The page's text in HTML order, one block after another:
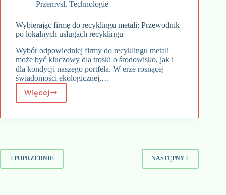
Przemysł, Technologie
Wybierając firmę do recyklingu metali: Przewodnik
po lokalnych usługach recyklingu
Wybór odpowiedniej firmy do recyklingu metali
może być kluczowy dla troski o środowisko, jak i
dla kondycji naszego portfela. W erze rosnącej
świadomości ekologicznej,…
WięcejWybierając
firmę
po
lokalnych
usługach
POPRZEDNIE NASTĘPNY